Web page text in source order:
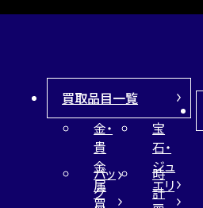
買取品目一覧
金・
貴
金
属
買
宝
石・
ジュ
エリ
ー
バッ
グ
時
計